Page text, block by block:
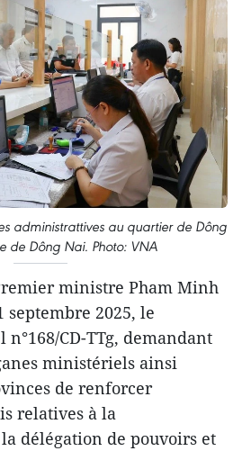
administrattives au quartier de Dông
de Dông Nai. Photo: VNA
ministre Pham Minh
septembre 2025, le
CD-TTg, demandant
ministériels ainsi
de renforcer
relatives à la
délégation de pouvoirs et